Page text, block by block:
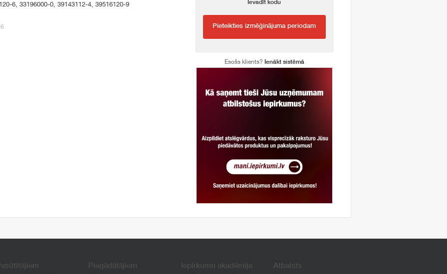
6, 33196000-0, 39143112-4, 39516120-9
Ievadīt kodu
Pieteikties izmēģinājuma periodam
Esošs klients? Ienākt sistēmā
Piegādātājiem Iepirkumu akadēmija Atbalsts